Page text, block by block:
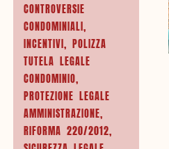
CONTROVERSIE
CONDOMINIALI ,
INCENTIVI , POLIZZA
TUTELA LEGALE
CONDOMINIO,
PROTEZIONE LEGALE
AMMINISTRAZIONE,
RIFORMA 220/2012,